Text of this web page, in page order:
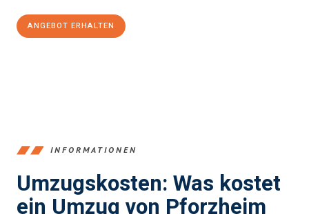
ANGEBOT ERHALTEN
INFORMATIONEN
Umzugskosten: Was kostet
ein Umzug von Pforzheim